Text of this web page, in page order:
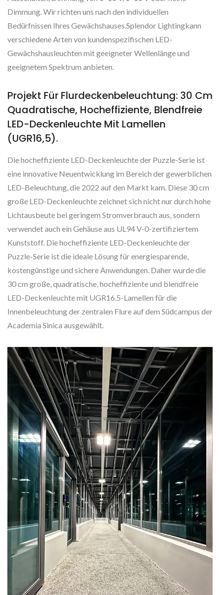
Dimmung. Wir richten uns nach den individuellen
Bedürfnissen Ihres Gewächshauses.Splendor Lightingkann
verschiedene Arten von kundenspezifischen LED-
Gewächshausleuchten mit geeigneter Wellenlänge und
geeignetem Spektrum anbieten.
Projekt Für Flurdeckenbeleuchtung: 30 Cm
Quadratische, Hocheffiziente, Blendfreie
LED-Deckenleuchte Mit Lamellen
(UGR16,5).
Die hocheffiziente LED-Deckenleuchte der Puzzle-Serie ist
eine innovative Neuentwicklung im Bereich der gewerblichen
LED-Beleuchtung, die 2022 auf den Markt kam. Diese 30 cm
große LED-Deckenleuchte zeichnet sich nicht nur durch hohe
Lichtausbeute bei geringem Stromverbrauch aus, sondern
verwendet auch ein Gehäuse aus UL94 V-0-zertifiziertem
Kunststoff. Die hocheffiziente LED-Deckenleuchte der
Puzzle-Serie ist die ideale Lösung für energiesparende,
kostengünstige und sichere Anwendungen. Daher wurde die
30 cm große, quadratische, hocheffiziente und blendfreie
LED-Deckenleuchte mit UGR16.5-Lamellen für die
Innenbeleuchtung der zentralen Flure auf dem Südcampus der
Academia Sinica ausgewählt.